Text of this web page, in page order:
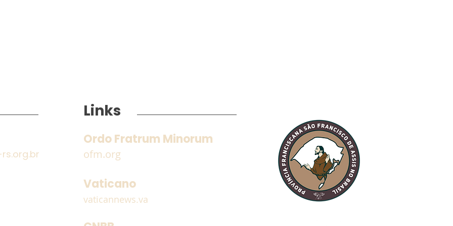
Guardiães e Definitório
Estrela: Fraternidade
Irmão Sol recebe a visita
do TAU Peregrino
Links
Ordo Fratrum Minorum
ofm.org
Vaticano
vaticannews.va